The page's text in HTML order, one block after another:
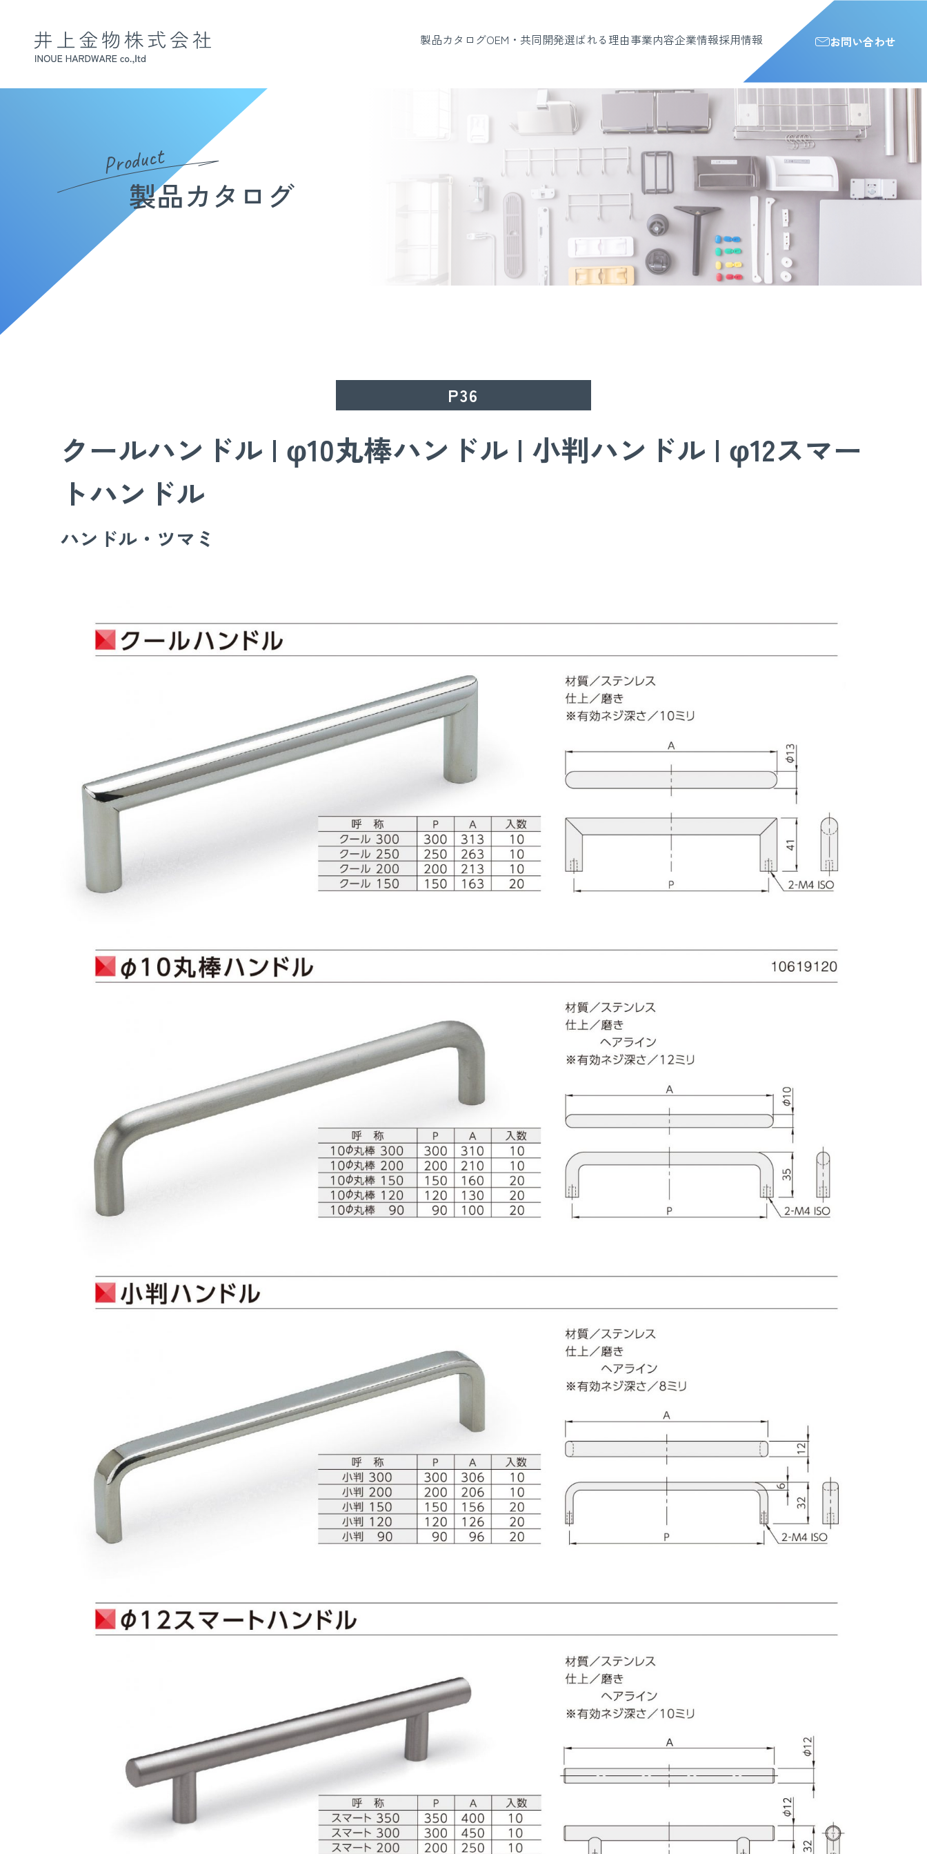
製品カタログOEM・共同開発選ばれる理由事業内容企業情報採用情報 お問い合わせ
Product
製品カタログ
P36
クールハンドル | φ10丸棒ハンドル | 小判ハンドル | φ12スマー
トハンドル
ハンドル・ツマミ